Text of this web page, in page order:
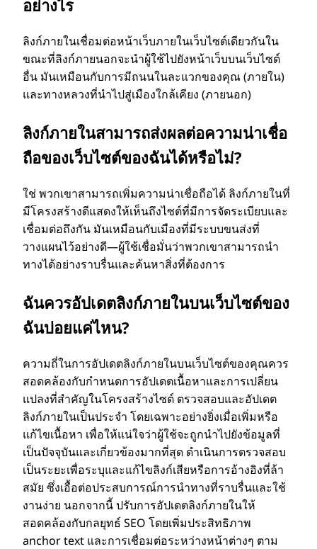
อย่างไร
ลิงก์ภายในเชื่อมต่อหน้าเว็บภายในเว็บไซต์เดียวกันใน
ขณะที่ลิงก์ภายนอกจะนําผู้ใช้ไปยังหน้าเว็บบนเว็บไซต์
อื่น มันเหมือนกับการมีถนนในละแวกของคุณ (ภายใน)
และทางหลวงที่นําไปสู่เมืองใกล้เคียง (ภายนอก)
ลิงก์ภายในสามารถส่งผลต่อความน่าเชื่อ
ถือของเว็บไซต์ของฉันได้หรือไม่?
ใช่ พวกเขาสามารถเพิ่มความน่าเชื่อถือได้ ลิงก์ภายในที่
มีโครงสร้างดีแสดงให้เห็นถึงไซต์ที่มีการจัดระเบียบและ
เชื่อมต่อถึงกัน มันเหมือนกับเมืองที่มีระบบขนส่งที่
วางแผนไว้อย่างดี—ผู้ใช้เชื่อมั่นว่าพวกเขาสามารถนํา
ทางได้อย่างราบรื่นและค้นหาสิ่งที่ต้องการ
ฉันควรอัปเดตลิงก์ภายในบนเว็บไซต์ของ
ฉันบ่อยแค่ไหน?
ความถี่ในการอัปเดตลิงก์ภายในบนเว็บไซต์ของคุณควร
สอดคล้องกับกําหนดการอัปเดตเนื้อหาและการเปลี่ยน
แปลงที่สําคัญในโครงสร้างไซต์ ตรวจสอบและอัปเดต
ลิงก์ภายในเป็นประจํา โดยเฉพาะอย่างยิ่งเมื่อเพิ่มหรือ
แก้ไขเนื้อหา เพื่อให้แน่ใจว่าผู้ใช้จะถูกนําไปยังข้อมูลที่
เป็นปัจจุบันและเกี่ยวข้องมากที่สุด ดําเนินการตรวจสอบ
เป็นระยะเพื่อระบุและแก้ไขลิงก์เสียหรือการอ้างอิงที่ล้า
สมัย ซึ่งเอื้อต่อประสบการณ์การนําทางที่ราบรื่นและใช้
งานง่าย นอกจากนี้ ปรับการอัปเดตลิงก์ภายในให้
สอดคล้องกับกลยุทธ์ SEO โดยเพิ่มประสิทธิภาพ
anchor text และการเชื่อมต่อระหว่างหน้าต่างๆ ตาม